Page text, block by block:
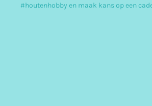
#houtenhobby en maak kans op een